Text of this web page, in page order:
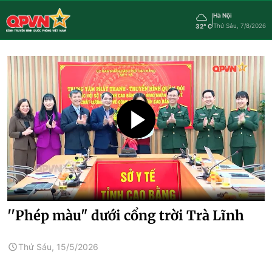
32° C
Hà Nội
Thứ Sáu, 7/8/2026
''Phép màu" dưới cổng trời Trà Lĩnh
Thứ Sáu, 15/5/2026